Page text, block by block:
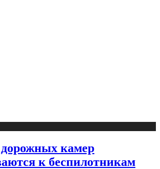
камер
к беспилотникам